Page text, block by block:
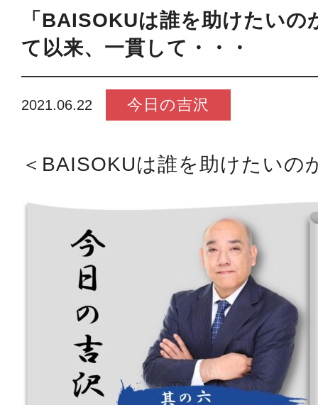
「BAISOKUは誰を助けたい
て以来、一貫して・・・
2021.06.22 今日の吉沢
＜BAISOKUは誰を助けたいの